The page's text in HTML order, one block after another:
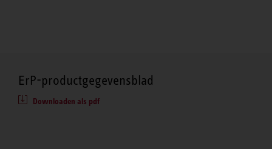
ErP-productgegevensblad
Downloaden als pdf